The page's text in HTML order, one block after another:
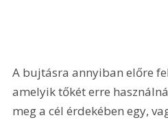
A bujtásra annyiban előre
amelyik tőkét erre
meg a cél érdekében egy,